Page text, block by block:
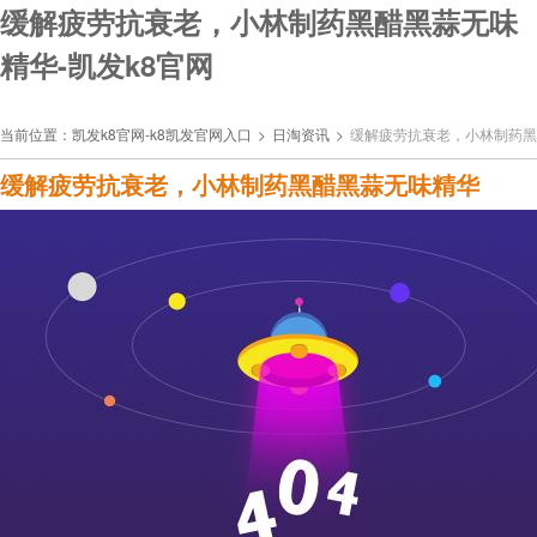
缓解疲劳抗衰老，小林制药黑醋黑蒜无味
精华-凯发k8官网
当前位置： 凯发k8官网-k8凯发官网入口 > 日淘资讯 > 缓解疲劳抗衰老，小林制药
缓解疲劳抗衰老，小林制药黑醋黑蒜无味精华